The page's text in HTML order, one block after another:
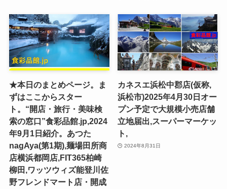
★本日のまとめページ。ま
ずはここからスター
ト。“開店・旅行・美味検
索の窓口”食彩品館.jp,2024
年9月1日紹介。あつた
nagAya(第1期),麺場田所商
店横浜都岡店,FIT365柏崎
柳田,ワッツウィズ能登川佐
野フレンドマート店・開成
カネスエ浜松中郡店(仮称,
浜松市)2025年4月30日オー
プン予定で大規模小売店舗
立地届出,スーパーマーケッ
ト,
2024年8月31日